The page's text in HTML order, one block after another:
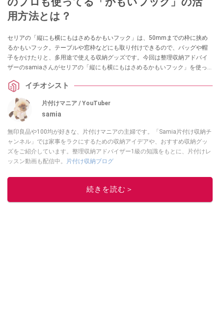
用方法とは？
セリアの「縦にも横にもはさめるかもいフック」は、50mmまでの枠に挟め
るかもいフック。テーブルや窓枠などにも取り付けできるので、バッグや帽
子をかけたりと、多用途で使える収納グッズです。今回は整理収納アドバイ
ザーのsamiaさんがセリアの「縦にも横にもはさめるかもいフック」を使っ
イチオシスト
片付けマニア / YouTuber
samia
無印良品や100均が好きな、片付けマニアの主婦です。「Samia片付け収納チ
ャンネル」では家事をラクにするための収納アイデアや、おすすめ収納グッ
ズをご紹介しています。整理収納アドバイザー1級の知識をもとに、片付けレ
ッスン動画も配信中。
片付け収納ブログ
このイチオシストの他の記事を読む
続きを読む＞